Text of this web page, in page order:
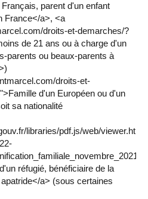
parent d'un enfant
France</a>, <a
droits-et-demarches/?
de 21 ans ou à charge d'un
parents ou beaux-parents à
droits-et-
d'un Européen ou d'un
sa nationalité
libraries/pdf.js/web/
réfugié, bénéficiaire de la
a> (sous certaines